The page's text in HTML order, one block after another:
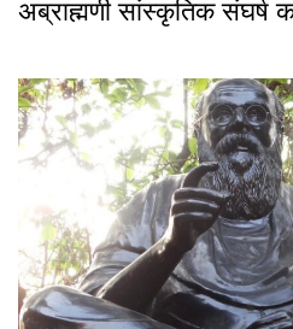
अब्राह्मणी सांस्कृतिक संघर्ष